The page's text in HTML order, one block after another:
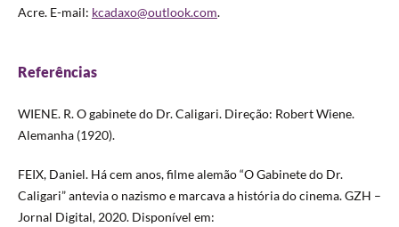
Acre. E-mail: kcadaxo@outlook.com.
Referências
WIENE. R. O gabinete do Dr. Caligari. Direção: Robert Wiene.
Alemanha (1920).
FEIX, Daniel. Há cem anos, filme alemão “O Gabinete do Dr.
Caligari” antevia o nazismo e marcava a história do cinema. GZH –
Jornal Digital, 2020. Disponível em: